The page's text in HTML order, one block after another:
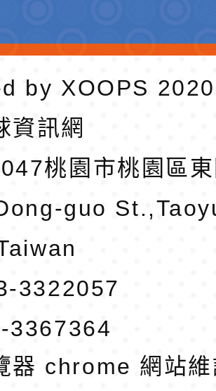
by XOOPS
資訊網
桃園市桃園區
guo
3322057
3367364
器 chrome 網站